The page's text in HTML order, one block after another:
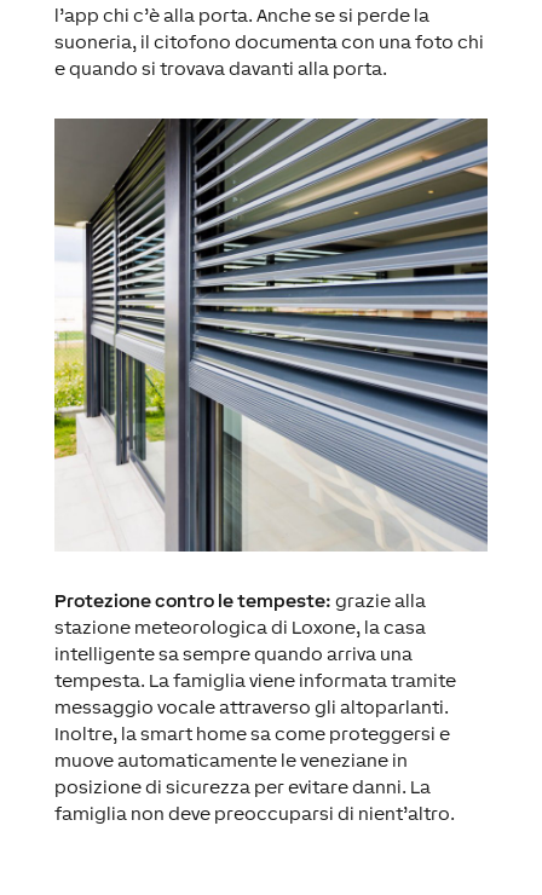
l’app chi c’è alla porta. Anche se si perde la
suoneria, il citofono documenta con una foto chi
e quando si trovava davanti alla porta.
Protezione contro le tempeste: grazie alla
stazione meteorologica di Loxone, la casa
intelligente sa sempre quando arriva una
tempesta. La famiglia viene informata tramite
messaggio vocale attraverso gli altoparlanti.
Inoltre, la smart home sa come proteggersi e
muove automaticamente le veneziane in
posizione di sicurezza per evitare danni. La
famiglia non deve preoccuparsi di nient’altro.